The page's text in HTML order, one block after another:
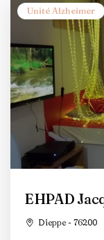
Unité Alzheimer
EHPAD
Dieppe - 76200